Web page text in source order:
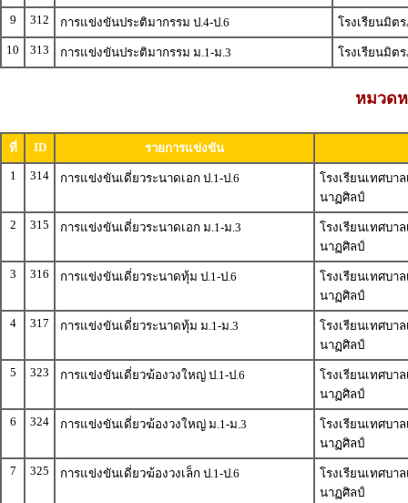
9
312 การแข่งขันประติมากรรม ป.4-ป.6
โรงเรียนมิต
10
313 การแข่งขันประติมากรรม ม.1-ม.3 โรงเรียนมิต
หมวด
ที่ ID
รายการแข่งขัน
1
314 การแข่งขันเดี่ยวระนาดเอก ป.1-ป.6
โรงเรียนเทศบา
นาฏศิลป์
2
315 การแข่งขันเดี่ยวระนาดเอก ม.1-ม.3
โรงเรียนเทศบา
นาฏศิลป์
3
316 การแข่งขันเดี่ยวระนาดทุ้ม ป.1-ป.6
โรงเรียนเทศบา
นาฏศิลป์
4
317 การแข่งขันเดี่ยวระนาดทุ้ม ม.1-ม.3
โรงเรียนเทศบา
นาฏศิลป์
5
323 การแข่งขันเดี่ยวฆ้องวงใหญ่ ป.1-ป.6
โรงเรียนเทศบา
นาฏศิลป์
6
324 การแข่งขันเดี่ยวฆ้องวงใหญ่ ม.1-ม.3
โรงเรียนเทศบา
นาฏศิลป์
7
325 การแข่งขันเดี่ยวฆ้องวงเล็ก ป.1-ป.6
โรงเรียนเทศบา
นาฏศิลป์